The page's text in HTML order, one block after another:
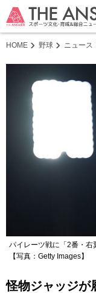
HOME 野球 ニュース
パイレーツ戦に「2番・右
【写真：Getty Images】
怪物ジャッジが